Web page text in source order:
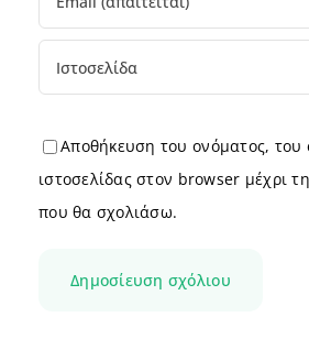
Αποθήκευση του ονόματος, του
ιστοσελίδας στον browser μέχρι
που θα σχολιάσω.